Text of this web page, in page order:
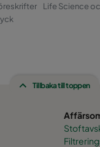
Life Science
Tillbaka till toppen